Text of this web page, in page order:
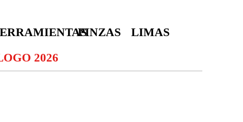
PINZAS
LIMAS
2026